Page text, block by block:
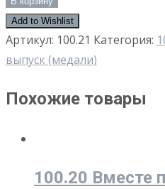
Add to Wishlist
Артикул: 100.21 Категория:
выпуск (медали)
Похожие товары
100.20 Вместе